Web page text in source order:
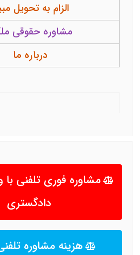
الزام به تحویل
مشاوره حقوقی
درباره ما
مشاوره فوری تلفنی با
دادگستری
هزینه مشاوره